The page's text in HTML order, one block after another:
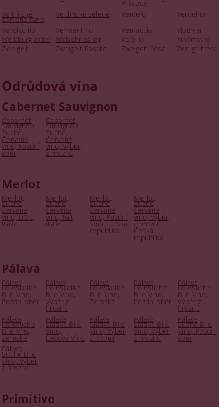
Précoce
Veltlínské
červené rané
Veltlínské zelené Verdejo
Verdelho
Verdicchio
Vermentino Vernaccia
Viognier
Weißburgunder Welschriesling Xarel·lo
Xinomavro
Zweigelt
Zweigelt Rosato Zweigelt Rosé Zweigeltrebe
Odrůdová vína
Cabernet Sauvignon
Cabernet
Sauvignon,
Suché,
Červené
víno, Pozdní
sběr
Cabernet
Sauvignon,
Suché,
Červené
víno, Výběr
z hroznů
Merlot
Merlot,
Suché
červené
víno, DOC,
Itálie
Merlot,
Suché
červené
víno, IGT,
Itálie
Merlot,
Suché
červené
víno, Pozdní
sběr, Česká
republika
Merlot,
Suché
červené
víno, Výběr
z hroznů,
Česká
republika
Pálava
Pálava,
Polosladké
Bílé Víno,
Pozdní sběr
Pálava,
Polosladké
Bílé Víno,
Výběr z
hroznů
Pálava,
Polosladké
Bílé Víno,
Zemské
Pálava,
Polosuché
Bílé Víno,
Pozdní sběr
Pálava,
Polosuché
Bílé Víno,
Výběr z
hroznů
Pálava,
Polosuché
Bílé Víno,
Zemské
Pálava,
Sladké Bílé
Víno,
Ledové Víno
Pálava,
Sladké Bílé
Víno, Výběr
z bobulí
Pálava,
Sladké Bílé
Víno, Výběr
z hroznů
Pálava,
Suché Bílé
Víno, Pozdní
sběr
Pálava,
Suché Bílé
Víno, Výběr
z hroznů
Primitivo